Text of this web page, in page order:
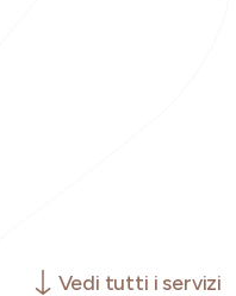
Vedi tutti i servizi